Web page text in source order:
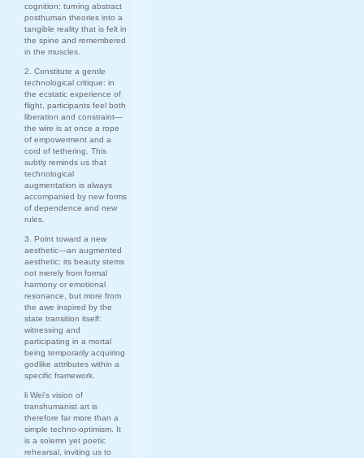
cognition: turning abstract
posthuman theories into a
tangible reality that is felt in
the spine and remembered
in the muscles.
2. Constitute a gentle
technological critique: in
the ecstatic experience of
flight, participants feel both
liberation and constraint—
the wire is at once a rope
of empowerment and a
cord of tethering. This
subtly reminds us that
technological
augmentation is always
accompanied by new forms
of dependence and new
rules.
3. Point toward a new
aesthetic—an augmented
aesthetic: its beauty stems
not merely from formal
harmony or emotional
resonance, but more from
the awe inspired by the
state transition itself:
witnessing and
participating in a mortal
being temporarily acquiring
godlike attributes within a
specific framework.
li Wei's vision of
transhumanist art is
therefore far more than a
simple techno-optimism. It
is a solemn yet poetic
rehearsal, inviting us to